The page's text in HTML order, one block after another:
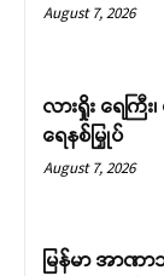
August 7, 2026
လားရှိုး ရေကြီ
ရေနစ်မြှုပ်
August 7, 2026
မြန်မာ အာဏ